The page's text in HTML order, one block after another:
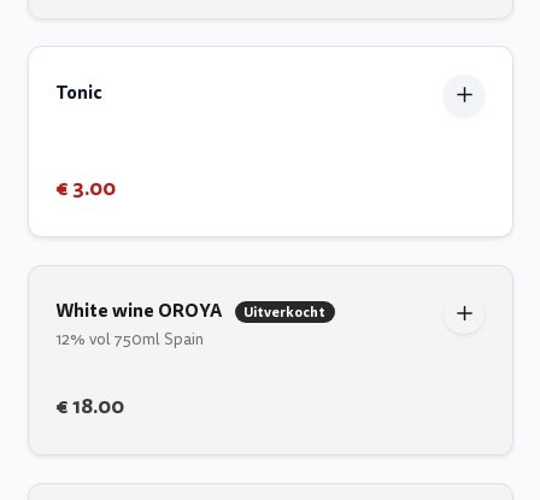
Tonic
€ 3.00
White wine OROYA Uitverkocht
12% vol 750ml Spain
€ 18.00